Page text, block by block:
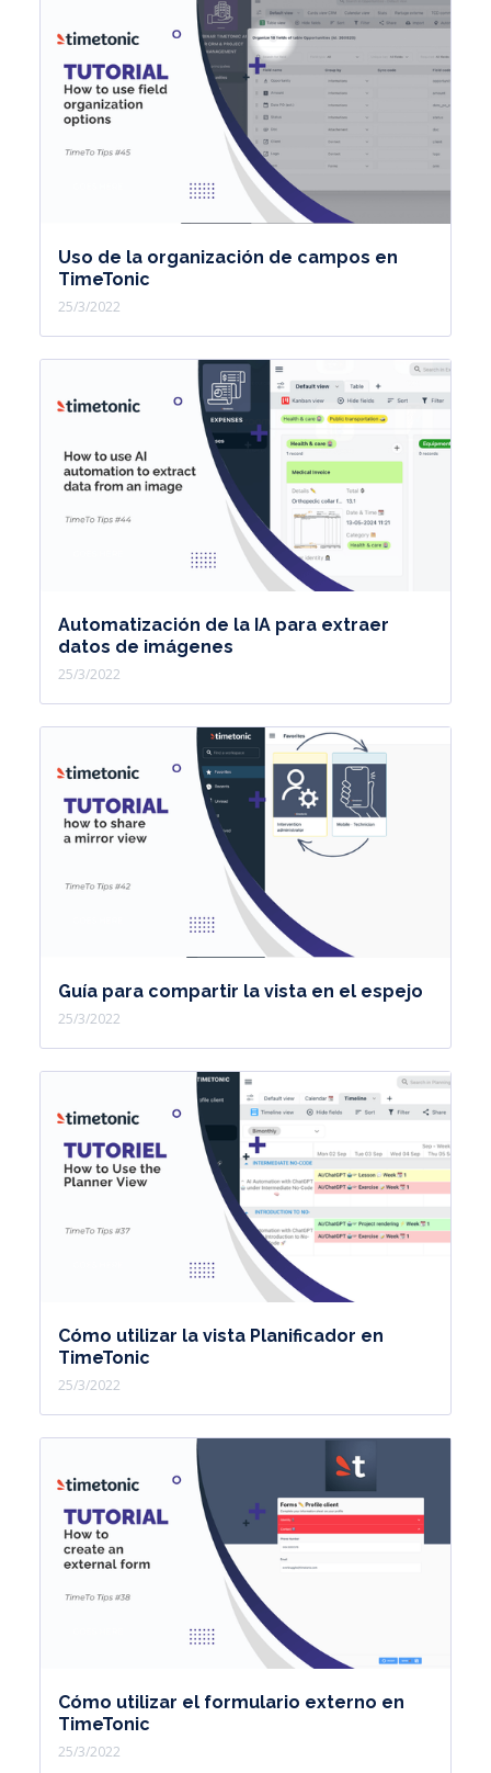
Uso de la organización de campos en
TimeTonic
25/3/2022
Automatización de la IA para extraer
datos de imágenes
25/3/2022
Guía para compartir la vista en el espejo
25/3/2022
Cómo utilizar la vista Planificador en
TimeTonic
25/3/2022
Cómo utilizar el formulario externo en
TimeTonic
25/3/2022